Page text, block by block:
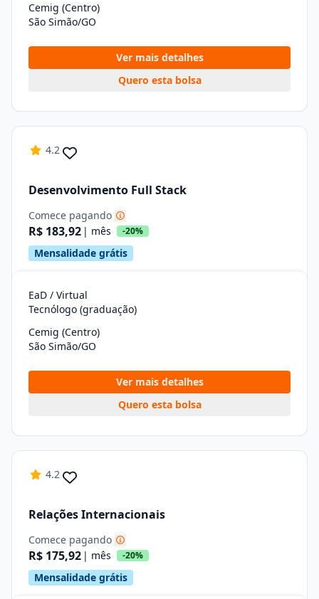
Cemig (Centro)
São Simão/GO
Ver mais detalhes
Quero esta bolsa
4.2
Desenvolvimento Full Stack
Comece pagando
R$ 183,92 | mês -20%
Mensalidade grátis
EaD / Virtual
Tecnólogo (graduação)
Cemig (Centro)
São Simão/GO
Ver mais detalhes
Quero esta bolsa
4.2
Relações Internacionais
Comece pagando
R$ 175,92 | mês -20%
Mensalidade grátis